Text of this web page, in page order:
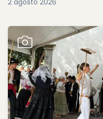
2 agosto 2026